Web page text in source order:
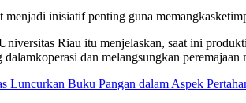
menjadi inisiatif penting guna memangkas
Riau itu menjelaskan, saat ini
dalamkoperasi dan melangsungkan peremajaan
Luncurkan Buku Pangan dalam Aspek